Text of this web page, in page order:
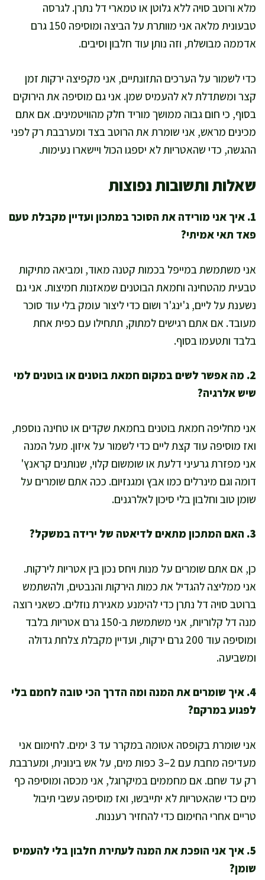
מלא ורוטב סויה ללא גלוטן או טמארי דל נתרן. לגרסה
טבעונית מלאה אני מוותרת על הביצה ומוסיפה 150 גרם
אדממה מבושלת, וזה נותן עוד חלבון וסיבים.
כדי לשמור על הערכים התזונתיים, אני מקפיצה ירקות זמן
קצר ומשתדלת לא להעמיס שמן. אני גם מוסיפה את הירוקים
בסוף, כי חום גבוה ממושך מוריד חלק מהוויטמינים. אם אתם
מכינים מראש, אני שומרת את הרוטב בצד ומערבבת רק לפני
ההגשה, כדי שהאטריות לא יספגו הכול ויישארו נעימות.
שאלות ותשובות נפוצות
1. איך אני מורידה את הסוכר במתכון ועדיין מקבלת טעם
פאד תאי אמיתי?
אני משתמשת במייפל בכמות קטנה מאוד, ומביאה מתיקות
טבעית מהטחינה וחמאת הבוטנים שמאזנות חמיצות. אני גם
נשענת על ליים, ג'ינג'ר ושום כדי ליצור עומק בלי עוד סוכר
מעובד. אם אתם רגישים למתוק, תתחילו עם כפית אחת
בלבד ותטעמו בסוף.
2. מה אפשר לשים במקום חמאת בוטנים או בוטנים למי
שיש אלרגיה?
אני מחליפה חמאת בוטנים בחמאת שקדים או טחינה נוספת,
ואז מוסיפה עוד קצת ליים כדי לשמור על איזון. מעל המנה
אני מפזרת גרעיני דלעת או שומשום קלוי, שנותנים קראנץ'
דומה וגם מינרלים כמו אבץ ומגנזיום. ככה אתם שומרים על
שומן טוב וחלבון בלי סיכון לאלרגנים.
3. האם המתכון מתאים לדיאטה של ירידה במשקל?
כן, אם אתם שומרים על מנות ויחס נכון בין אטריות לירקות.
אני ממליצה להגדיל את כמות הירקות והנבטים, ולהשתמש
ברוטב סויה דל נתרן כדי להימנע מאגירת נוזלים. כשאני רוצה
מנה דל קלוריות, אני משתמשת ב-150 גרם אטריות בלבד
ומוסיפה עוד 200 גרם ירקות, ועדיין מקבלת צלחת גדולה
ומשביעה.
4. איך שומרים את המנה ומה הדרך הכי טובה לחמם בלי
לפגוע במרקם?
אני שומרת בקופסה אטומה במקרר עד 3 ימים. לחימום אני
מעדיפה מחבת עם 2–3 כפות מים, על אש בינונית, ומערבבת
רק עד שחם. אם מחממים במיקרוגל, אני מכסה ומוסיפה כף
מים כדי שהאטריות לא יתייבשו, ואז מוסיפה עשבי תיבול
טריים אחרי החימום כדי להחזיר רעננות.
5. איך אני הופכת את המנה לעתירת חלבון בלי להעמיס
שומן?